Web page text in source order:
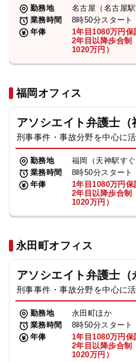
勤務地
名古屋（名古屋駅
業務時間
8時50分スタート
年俸
1年目1080万円保
2年目以降歩合制
1020万円）
福岡オフィス
アソシエイト弁護士（
刑事事件・事故分野を中心に
勤務地
福岡（天神駅すぐ
業務時間
8時50分スタート
年俸
1年目1080万円保
2年目以降歩合制
1020万円）
永田町オフィス
アソシエイト弁護士（
刑事事件・事故分野を中心に
勤務地
永田町ほか
業務時間
8時50分スタート
年俸
1年目1080万円保
2年目以降歩合制
1020万円）